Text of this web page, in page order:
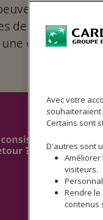
donner
de droit de
clause
Avec votre
Certains sont
D'autres sont
Améliorer
visiteurs.
Rendre
contenus